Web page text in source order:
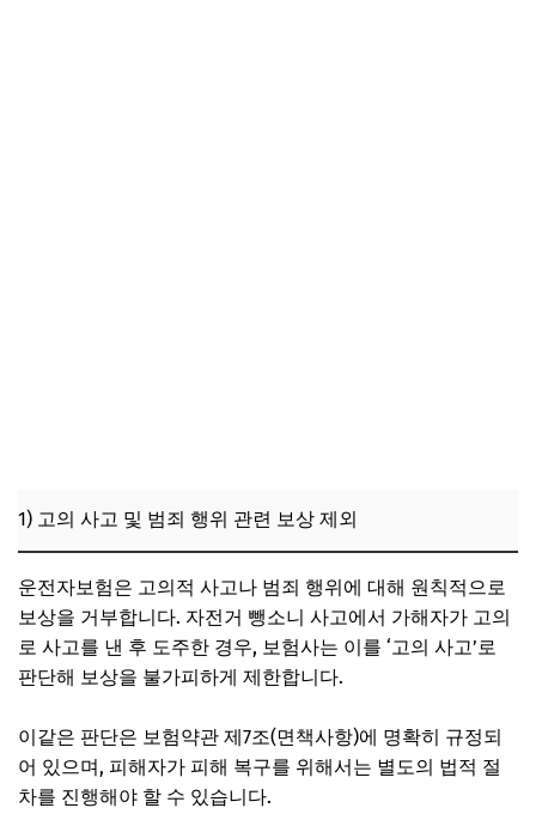
1) 고의 사고 및 범죄 행위 관련 보상 제외
운전자보험은 고의적 사고나 범죄 행위에 대해 원칙적으로
보상을 거부합니다. 자전거 뺑소니 사고에서 가해자가 고의
로 사고를 낸 후 도주한 경우, 보험사는 이를 ‘고의 사고’로
판단해 보상을 불가피하게 제한합니다.
이같은 판단은 보험약관 제7조(면책사항)에 명확히 규정되
어 있으며, 피해자가 피해 복구를 위해서는 별도의 법적 절
차를 진행해야 할 수 있습니다.